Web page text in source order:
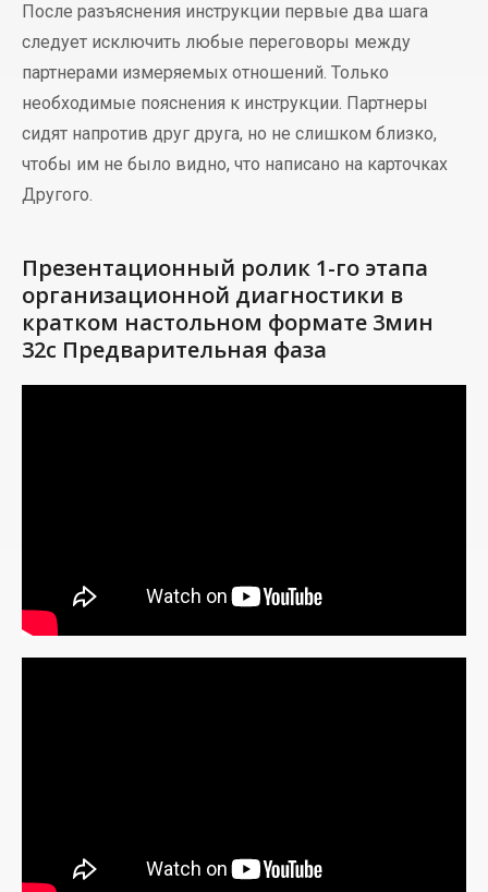
После разъяснения инструкции первые два шага
следует исключить любые переговоры между
партнерами измеряемых отношений. Только
необходимые пояснения к инструкции. Партнеры
сидят напротив друг друга, но не слишком близко,
чтобы им не было видно, что написано на карточках
Другого.
Презентационный ролик 1-го этапа
организационной диагностики в
кратком настольном формате 3мин
32с Предварительная фаза